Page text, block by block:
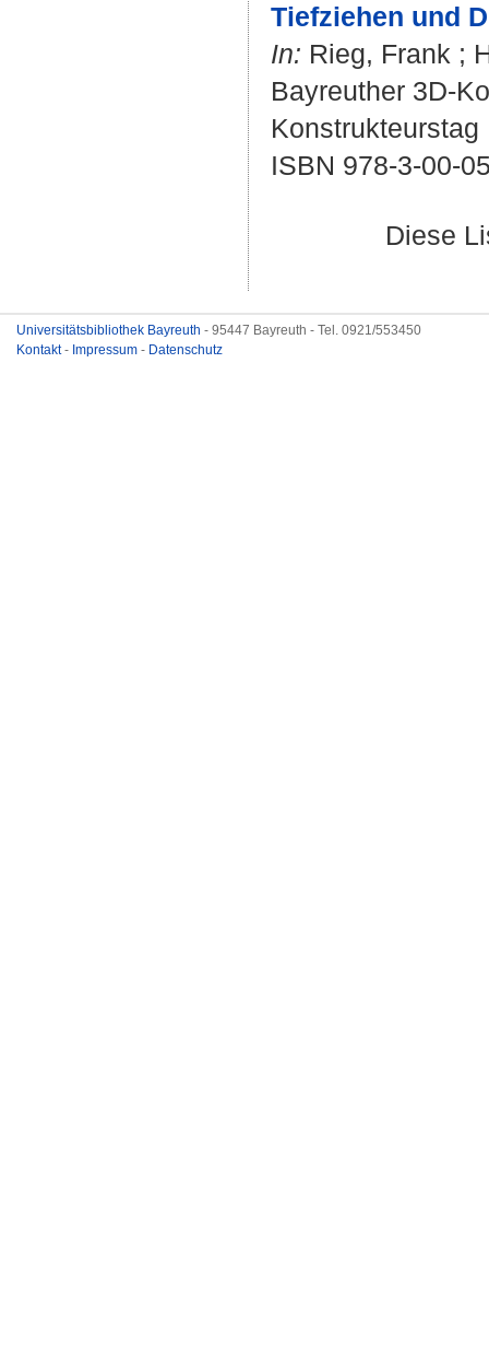
Tiefziehen und
In: Rieg, Frank ;
Bayreuther 3D-
Konstrukteurstag
ISBN 978-3-00-
Diese
Universitätsbibliothek Bayreuth - 95447 Bayreuth - Tel. 0921/553450
Kontakt- Impressum - Datenschutz